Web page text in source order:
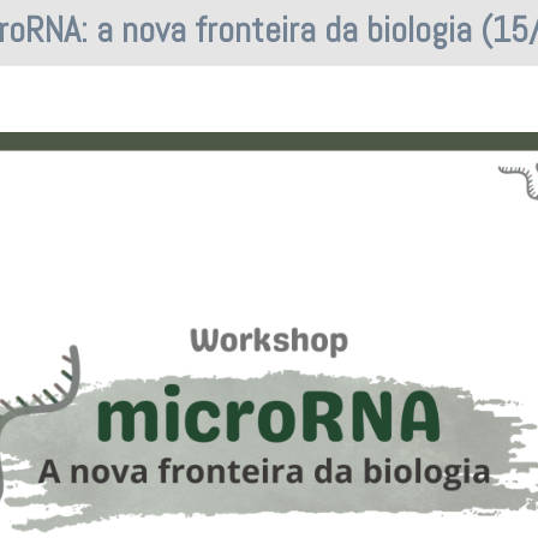
a nova fronteira da biologia